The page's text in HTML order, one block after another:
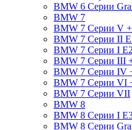
BMW 6 Серии
BMW 7
BMW 7 Серии V +
BMW 7 Серии II
BMW 7 Серии I
BMW 7 Серии III
BMW 7 Серии IV
BMW 7 Серии VI
BMW 7 Серии VII
BMW 8
BMW 8 Серии I
BMW 8 Серии